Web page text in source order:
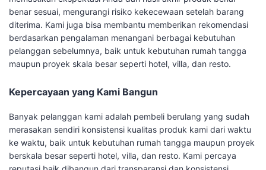
benar sesuai, mengurangi risiko kekecewaan setelah barang
diterima. Kami juga bisa membantu memberikan rekomendasi
berdasarkan pengalaman menangani berbagai kebutuhan
pelanggan sebelumnya, baik untuk kebutuhan rumah tangga
maupun proyek skala besar seperti hotel, villa, dan resto.
Kepercayaan yang Kami Bangun
Banyak pelanggan kami adalah pembeli berulang yang sudah
merasakan sendiri konsistensi kualitas produk kami dari waktu
ke waktu, baik untuk kebutuhan rumah tangga maupun proyek
berskala besar seperti hotel, villa, dan resto. Kami percaya